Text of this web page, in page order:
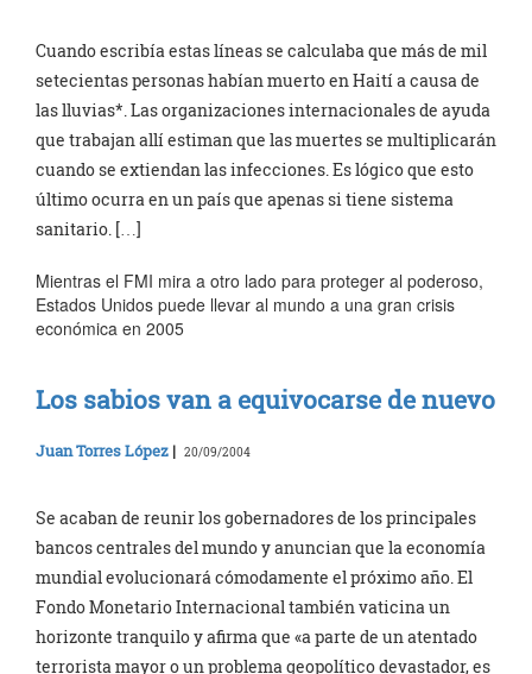
Cuando escribía estas líneas se calculaba que más de mil
setecientas personas habían muerto en Haití a causa de
las lluvias*. Las organizaciones internacionales de ayuda
que trabajan allí estiman que las muertes se multiplicarán
cuando se extiendan las infecciones. Es lógico que esto
último ocurra en un país que apenas si tiene sistema
sanitario. […]
Mientras el FMI mira a otro lado para proteger al poderoso,
Estados Unidos puede llevar al mundo a una gran crisis
económica en 2005
Los sabios van a equivocarse de nuevo
Juan Torres López | 20/09/2004
Se acaban de reunir los gobernadores de los principales
bancos centrales del mundo y anuncian que la economía
mundial evolucionará cómodamente el próximo año. El
Fondo Monetario Internacional también vaticina un
horizonte tranquilo y afirma que «a parte de un atentado
terrorista mayor o un problema geopolítico devastador, es